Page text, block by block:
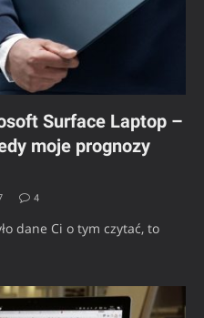
Surface Laptop –
moje prognozy
4
dane Ci o tym czytać, to